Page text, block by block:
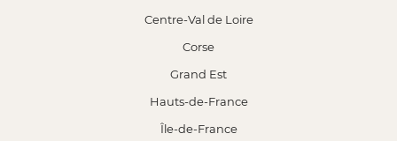
Centre-Val de Loire
Corse
Grand Est
Hauts-de-France
Île-de-France